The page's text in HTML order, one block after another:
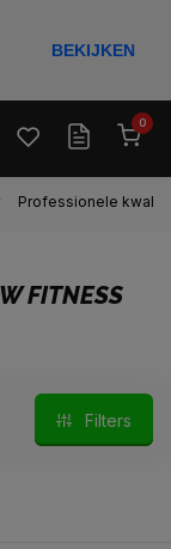
0
Professionele
FITNESS
Filters
BEKIJKEN